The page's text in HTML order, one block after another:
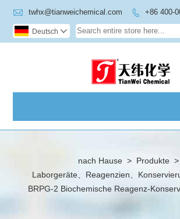
 twhx@tianweichemical.com  +86 400-
Deutsch 
nach Hause > Produkte >
Laborgeräte、Reagenzien、
BRPG-2 Biochemische Reagenz-